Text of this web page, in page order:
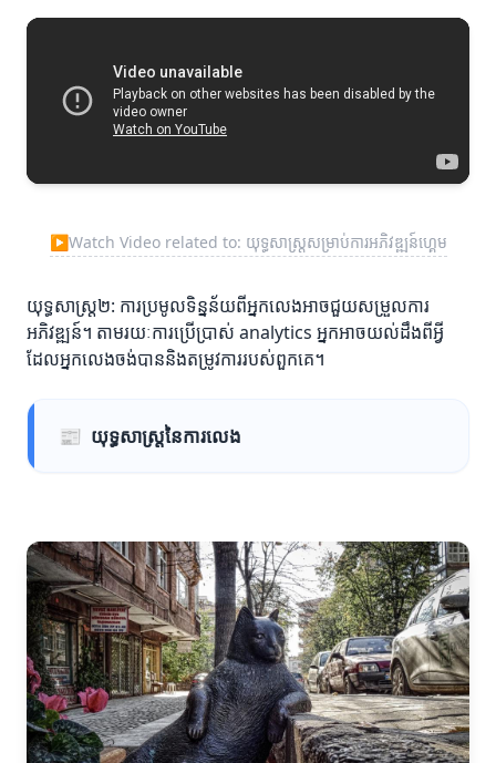
▶Watch Video related to: យុទ្ធសាស្ត្រសម្រាប់ការអភិវឌ្ឍន៍ហ្គេម
យុទ្ធសាស្ត្រ២: ការប្រមូលទិន្នន័យពីអ្នកលេងអាចជួយសម្រួលការ
អភិវឌ្ឍន៍។ តាមរយៈការ​ប្រើប្រាស់​ analytics អ្នកអាចយល់ដឹងពីអ្វី
ដែលអ្នកលេងចង់បាននិងតម្រូវការរបស់ពួកគេ។
📰 យុទ្ធសាស្ត្រនៃការលេង